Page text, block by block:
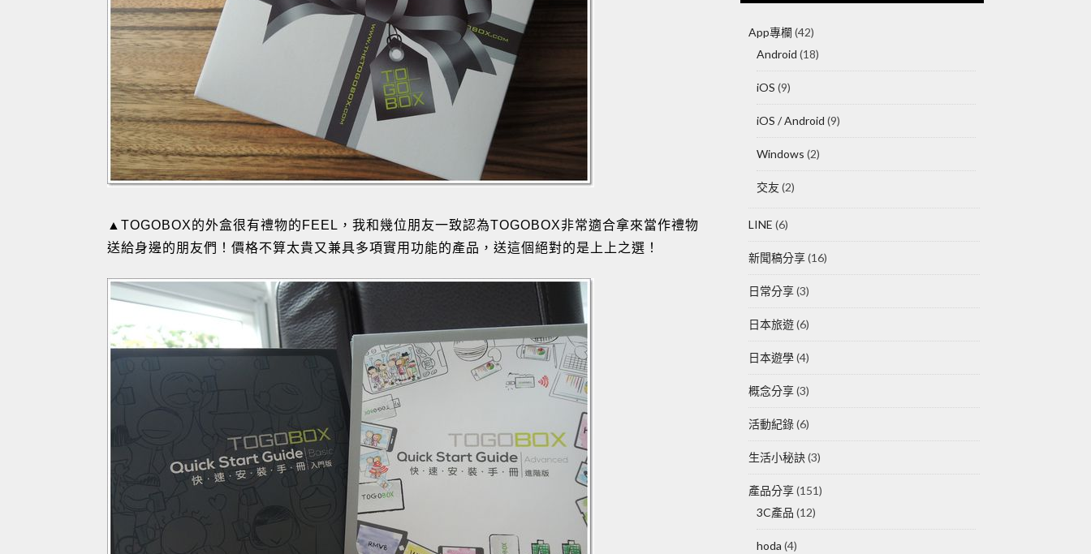
▲TOGOBOX的外盒很有禮物的FEEL，我和幾位朋友一致認為TOGOBOX非常適合拿來當作禮物
送給身邊的朋友們！價格不算太貴又兼具多項實用功能的產品，送這個絕對的是上上之選！
App專欄 (42)
Android (18)
iOS (9)
iOS / Android (9)
Windows (2)
交友 (2)
LINE (6)
新聞稿分享(16)
日常分享(3)
日本旅遊(6)
日本遊學(4)
概念分享(3)
活動紀錄(6)
生活小秘訣(3)
產品分享(151)
3C產品 (12)
hoda (4)